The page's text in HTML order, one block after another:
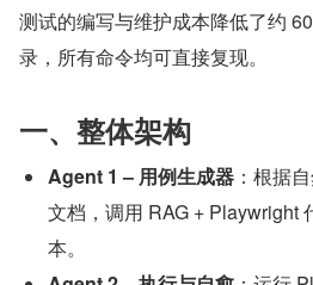
测试的编写与维护成本降低了约
录，所有命令均可直接复现。
一、整体架构
Agent 1 – 用例生成器 ：根据
文档，调用 RAG + Playwright
本。